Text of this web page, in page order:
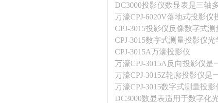
DC3000投影仪数显表是三轴
万濠CPJ-6020V落地式投影仪
CPJ-3015投影仪反像数字式
CPJ-3015数字式测量投影仪
CPJ-3015A万濠投影仪
万濠CPJ-3015A反向投影仪
万濠CPJ-3015Z轮廓投影仪是
万濠CPJ-3015数字式测量投
DC3000数显表适用于数字化